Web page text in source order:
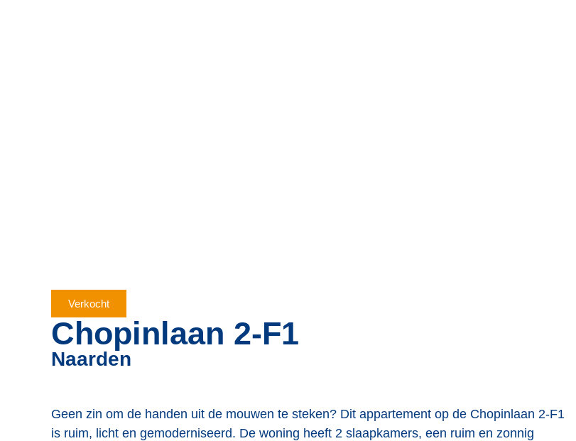
Verkocht
Chopinlaan 2-F1
Naarden
Geen zin om de handen uit de mouwen te steken? Dit appartement op de Chopinlaan 2-F1
is ruim, licht en gemoderniseerd. De woning heeft 2 slaapkamers, een ruim en zonnig